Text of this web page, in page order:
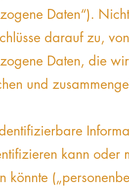
Daten“).
darauf zu,
Daten, die
und
kann oder
könnte